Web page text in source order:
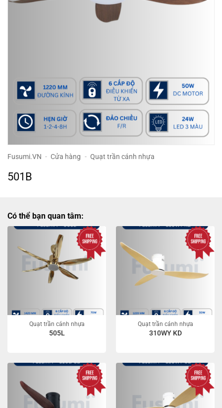
Fusumi.VN - Cửa hàng - Quạt trần cánh nhựa
501B
Có thể bạn quan tâm:
Quạt trần cánh nhựa
505L
Quạt trần cánh nhựa
310WY KD